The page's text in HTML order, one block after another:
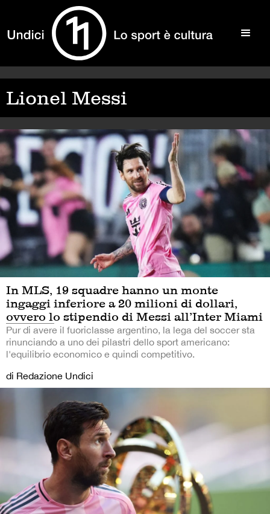
Lionel Messi
In MLS, 19 squadre hanno un monte
ingaggi inferiore a 20 milioni di dollari,
ovvero lo stipendio di Messi all’Inter Miami
Pur di avere il fuoriclasse argentino, la lega del soccer sta
rinunciando a uno dei pilastri dello sport americano:
l'equilibrio economico e quindi competitivo.
di Redazione Undici